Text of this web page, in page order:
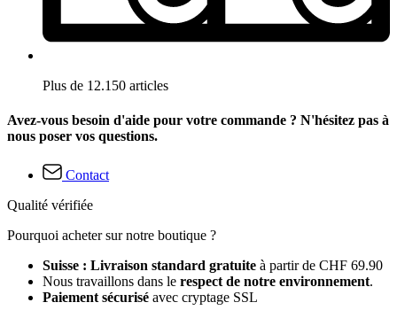
Plus de 12.150 articles
Avez-vous besoin d'aide pour votre commande ? N'hésitez pas à
nous poser vos questions.
Contact
Qualité vérifiée
Pourquoi acheter sur notre boutique ?
Suisse : Livraison standard gratuite à partir de CHF 69.90
Nous travaillons dans le respect de notre environnement.
Paiement sécurisé avec cryptage SSL